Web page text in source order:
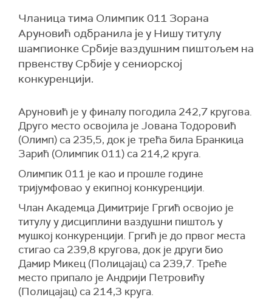
Чланица тима Олимпик 011 Зорана
Аруновић одбранила је у Нишу титулу
шампионке Србије ваздушним пиштољем на
првенству Србије у сениорској
конкуренцији.
Аруновић је у финалу погодила 242,7 кругова.
Друго место освојила је Јована Тодоровић
(Олимп) са 235,5, док је трећа била Бранкица
Зарић (Олимпик 011) са 214,2 круга.
Олимпик 011 је као и прошле године
тријумфовао у екипној конкуренцији.
Члан Академца Димитрије Гргић освојио је
титулу у дисциплини ваздушни пиштољ у
мушкој конкуренцији. Гргић је до првог места
стигао са 239,8 кругова, док је други био
Дамир Микец (Полицајац) са 239,7. Треће
место припало је Андрији Петровићу
(Полицајац) са 214,3 круга.